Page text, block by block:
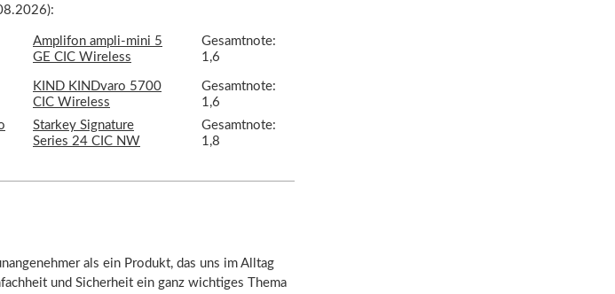
Amplifon ampli-mini 5
GE CIC Wireless
Gesamtnote:
1,6
KIND KINDvaro 5700
CIC Wireless
Gesamtnote:
1,6
Starkey Signature
Series 24 CIC NW
Gesamtnote:
1,8
als ein Produkt, das uns im Alltag
und Sicherheit ein ganz wichtiges Thema